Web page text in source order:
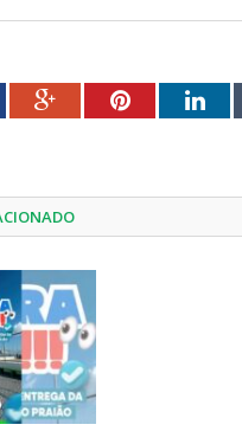
Google+Pinterest